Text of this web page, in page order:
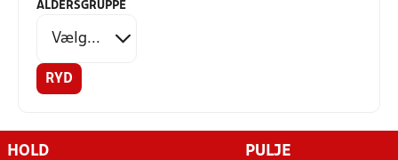
ALDERSGRUPPE
RYD
HOLD PULJE